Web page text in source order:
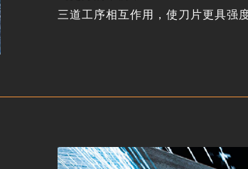
三道工序相互作用，使刀片更具强